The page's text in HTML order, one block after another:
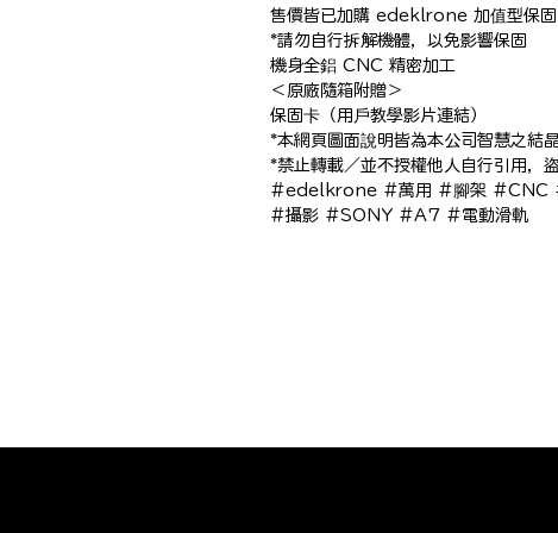
售價皆已加購 edeklrone 加值型保固
*請勿自行拆解機體，以免影響保固
機身全鋁 CNC 精密加工
＜原廠隨箱附贈＞
保固卡（用戶教學影片連結）
*本網頁圖面說明皆為本公司智慧之結
*禁止轉載／並不授權他人自行引用，
#edelkrone #萬用 #腳架 #CNC
#攝影 #SONY #A7 #電動滑軌